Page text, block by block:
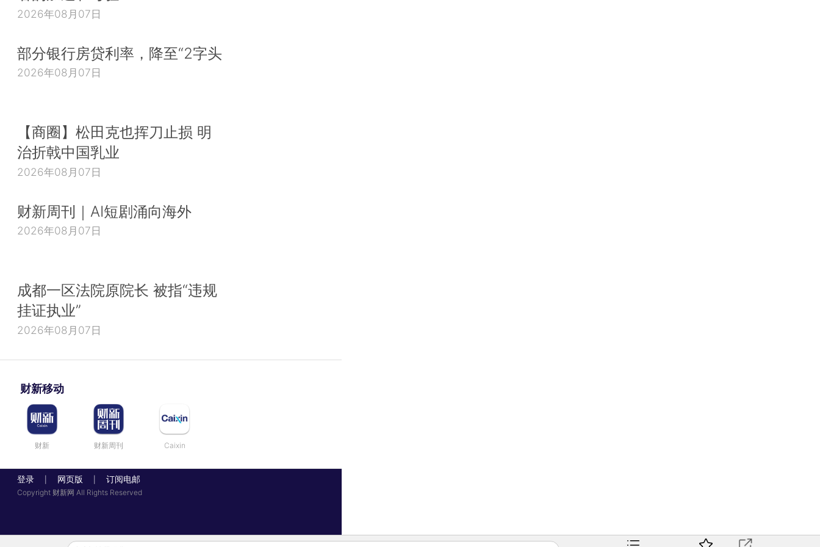
2026年08月07日
部分银行房贷利率，降至“2字头
2026年08月07日
【商圈】松田克也挥刀止损 明
治折戟中国乳业
2026年08月07日
财新周刊｜AI短剧涌向海外
2026年08月07日
成都一区法院原院长 被指“违规
挂证执业”
2026年08月07日
财新移动
财新 财新周刊 Caixin
登录 网页版 订阅电邮
Copyright 财新网 All Rights Reserved